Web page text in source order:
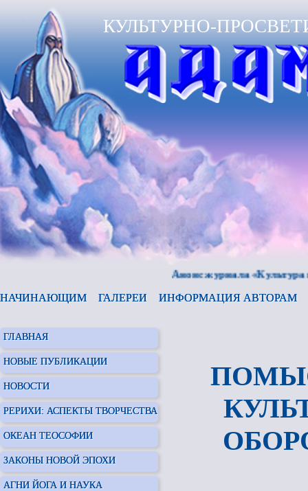
КУЛЬТУРНО-
Анонс журнала «Культура и
НАЧИНАЮЩИМ ГАЛЕРЕИ ИНФОРМАЦИЯ АВТОРАМ
ГЛАВНАЯ
НОВЫЕ ПУБЛИКАЦИИ
НОВОСТИ
РЕРИХИ: АСПЕКТЫ ТВОРЧЕСТВА
ОКЕАН ТЕОСОФИИ
ЗАКОНЫ НОВОЙ ЭПОХИ
АГНИ ЙОГА И НАУКА